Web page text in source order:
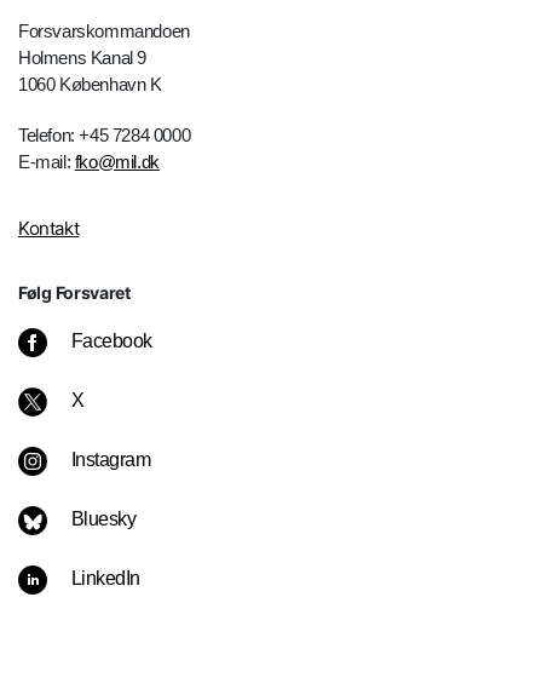
Forsvarskommandoen
Holmens Kanal 9
1060 København K
Telefon: +45 7284 0000
E-mail: fko@mil.dk
Kontakt
Følg Forsvaret
Facebook
X
Instagram
Bluesky
LinkedIn